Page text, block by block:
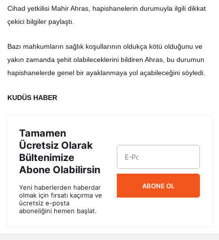
Cihad yetkilisi Mahir Ahras, hapishanelerin durumuyla ilgili dikkat
çekici bilgiler paylaştı.
Bazı mahkumların sağlık koşullarının oldukça kötü olduğunu ve
yakın zamanda şehit olabileceklerini bildiren Ahras, bu durumun
hapishanelerde genel bir ayaklanmaya yol açabileceğini söyledi.
KUDÜS HABER
Tamamen
Ücretsiz Olarak
Bültenimize
Abone Olabilirsin
Yeni haberlerden haberdar
olmak için fırsatı kaçırma ve
ücretsiz e-posta
aboneliğini hemen başlat.
ABONE OL